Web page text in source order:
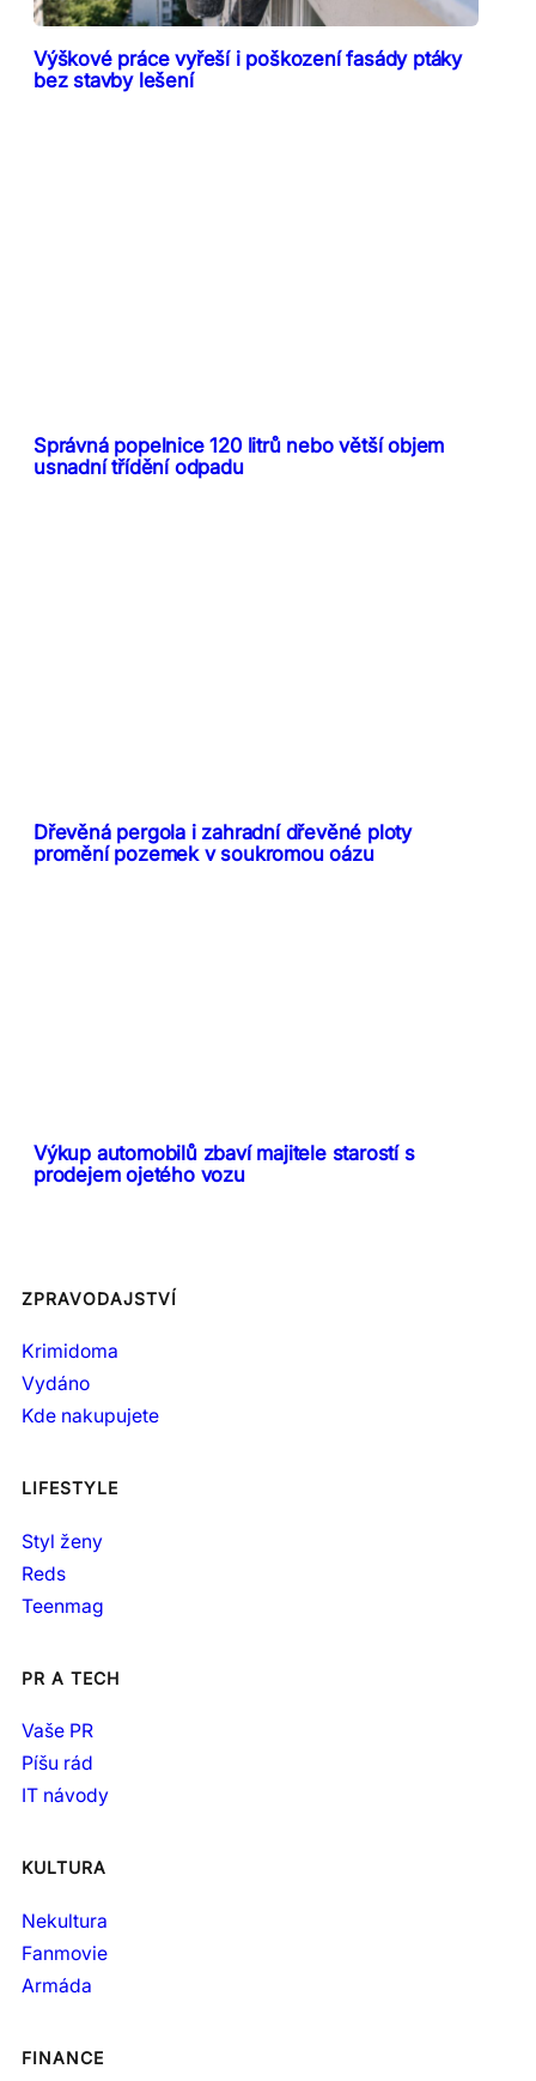
Výškové práce vyřeší i poškození fasády ptáky
bez stavby lešení
Správná popelnice 120 litrů nebo větší objem
usnadní třídění odpadu
Dřevěná pergola i zahradní dřevěné ploty
promění pozemek v soukromou oázu
Výkup automobilů zbaví majitele starostí s
prodejem ojetého vozu
ZPRAVODAJSTVÍ
Krimidoma
Vydáno
Kde nakupujete
LIFESTYLE
Styl ženy
Reds
Teenmag
PR A TECH
Vaše PR
Píšu rád
IT návody
KULTURA
Nekultura
Fanmovie
Armáda
FINANCE